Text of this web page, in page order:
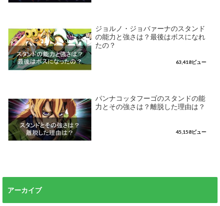
ジョルノ・ジョバァーナのスタンド
の能力と強さは？最後はボスになれ
たの？
63,418ビュー
パンナコッタフーゴのスタンドの能
力とその強さは？離脱した理由は？
45,158ビュー
アーカイブ